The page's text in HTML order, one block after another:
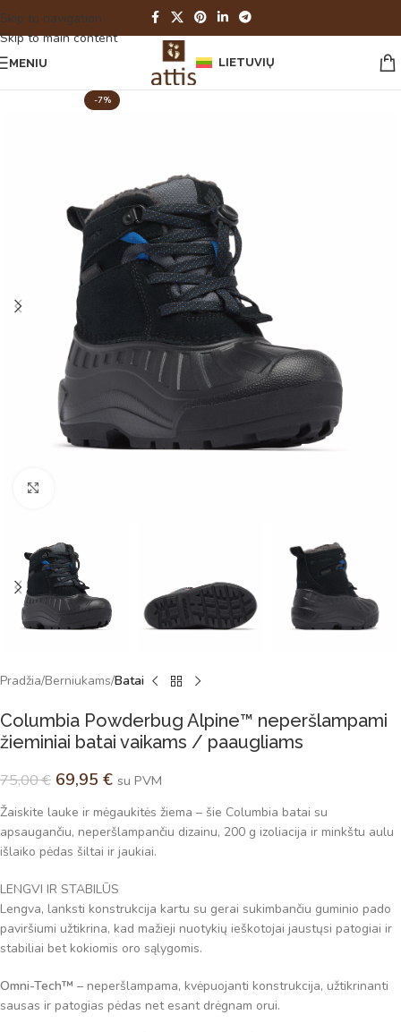
Skip to navigation
Skip to main content
MENIU LIETUVIŲ
-7%
Pradžia Berniukams Batai
Columbia Powderbug Alpine™ neperšlampami
žieminiai batai vaikams / paaugliams
75,00€ 69,95 € su PVM
Žaiskite lauke ir mėgaukitės žiema – šie Columbia batai su
apsaugančiu, neperšlampančiu dizainu, 200 g izoliacija ir minkštu aulu
išlaiko pėdas šiltai ir jaukiai.
LENGVI IR STABILŪS
Lengva, lanksti konstrukcija kartu su gerai sukimbančiu guminio pado
paviršiumi užtikrina, kad mažieji nuotykių ieškotojai jaustųsi patogiai ir
stabiliai bet kokiomis oro sąlygomis.
Omni-Tech™ – neperšlampama, kvėpuojanti konstrukcija, užtikrinanti
sausas ir patogias pėdas net esant drėgnam orui.